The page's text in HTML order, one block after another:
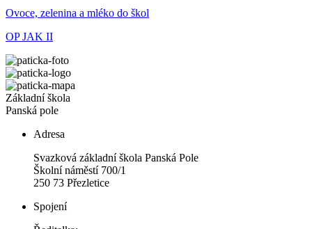
Ovoce, zelenina a mléko do škol
OP JAK II
Základní škola
Panská pole
Adresa
Svazková základní škola Panská Pole
Školní náměstí 700/1
250 73 Přezletice
Spojení